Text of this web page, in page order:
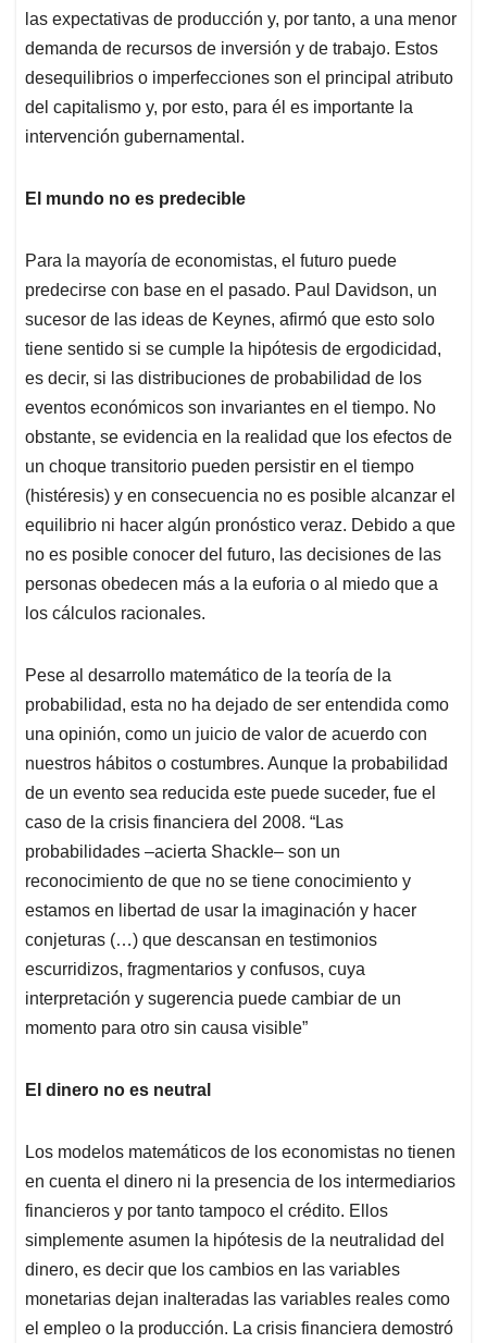
las expectativas de producción y, por tanto, a una menor
demanda de recursos de inversión y de trabajo. Estos
desequilibrios o imperfecciones son el principal atributo
del capitalismo y, por esto, para él es importante la
intervención gubernamental.
El mundo no es predecible
Para la mayoría de economistas, el futuro puede
predecirse con base en el pasado. Paul Davidson, un
sucesor de las ideas de Keynes, afirmó que esto solo
tiene sentido si se cumple la hipótesis de ergodicidad,
es decir, si las distribuciones de probabilidad de los
eventos económicos son invariantes en el tiempo. No
obstante, se evidencia en la realidad que los efectos de
un choque transitorio pueden persistir en el tiempo
(histéresis) y en consecuencia no es posible alcanzar el
equilibrio ni hacer algún pronóstico veraz. Debido a que
no es posible conocer del futuro, las decisiones de las
personas obedecen más a la euforia o al miedo que a
los cálculos racionales.
Pese al desarrollo matemático de la teoría de la
probabilidad, esta no ha dejado de ser entendida como
una opinión, como un juicio de valor de acuerdo con
nuestros hábitos o costumbres. Aunque la probabilidad
de un evento sea reducida este puede suceder, fue el
caso de la crisis financiera del 2008. “Las
probabilidades –acierta Shackle– son un
reconocimiento de que no se tiene conocimiento y
estamos en libertad de usar la imaginación y hacer
conjeturas (…) que descansan en testimonios
escurridizos, fragmentarios y confusos, cuya
interpretación y sugerencia puede cambiar de un
momento para otro sin causa visible”
El dinero no es neutral
Los modelos matemáticos de los economistas no tienen
en cuenta el dinero ni la presencia de los intermediarios
financieros y por tanto tampoco el crédito. Ellos
simplemente asumen la hipótesis de la neutralidad del
dinero, es decir que los cambios en las variables
monetarias dejan inalteradas las variables reales como
el empleo o la producción. La crisis financiera demostró